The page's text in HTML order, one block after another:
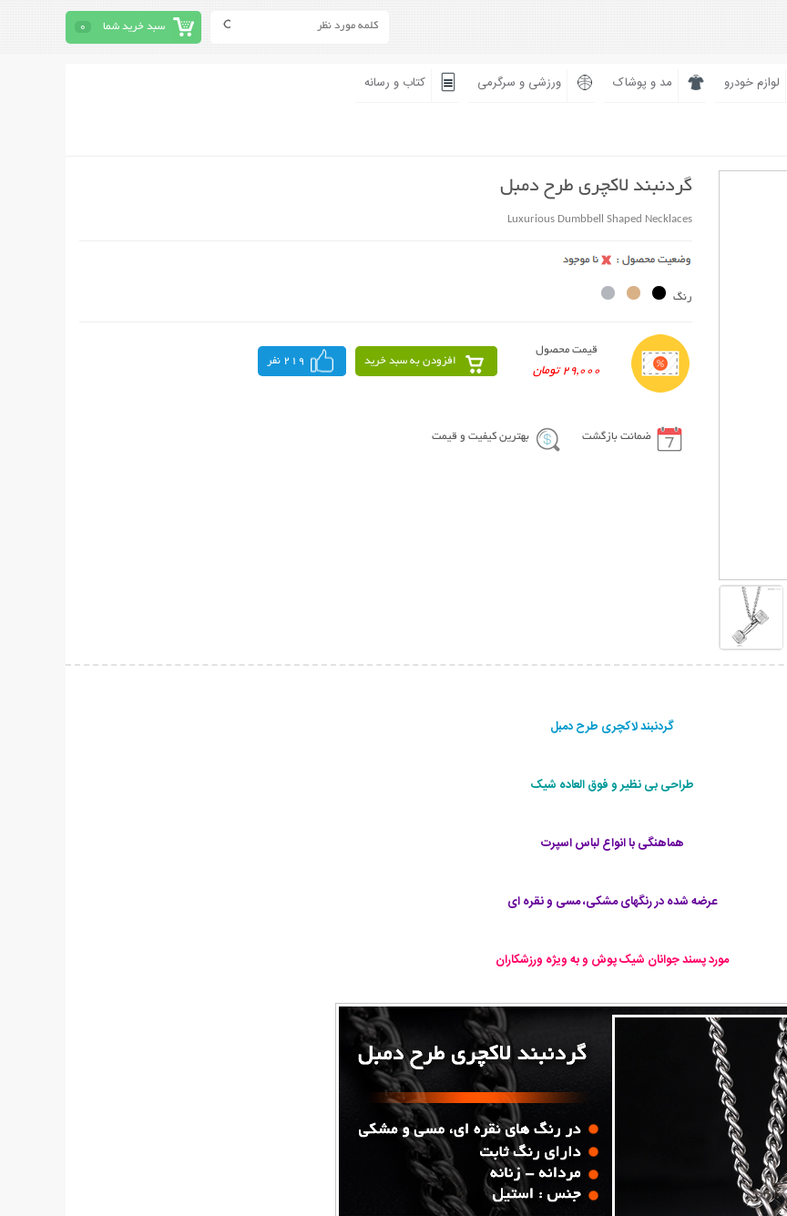
سبد خرید شما 0
لوازم خودرو مد و پوشاک ورزشی و سرگرمی کتاب و رسانه
گردنبند لاکچری طرح دمبل
Luxurious Dumbbell Shaped Necklaces
رنگ
قیمت محصول
29,000 تومان
افزودن به سبد خرید 219 نفر
ضمانت بازگشت بهترین کیفیت و قیمت
گردنبند لاکچری طرح دمبل
طراحی بی نظیر و فوق العاده شیک
هماهنگی با انواع لباس اسپرت
عرضه شده در رنگهای مشکی، مسی و نقره ای
مورد پسند جوانان شیک پوش و به ویژه ورزشکاران